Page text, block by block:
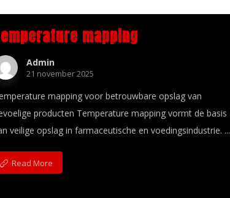
mapping
Admin
21 november 2025
mapping voor betrouwbare opslag van
producten Temperature mapping vormt de basis
veilige opslag in farmaceutische en voedingsindustrie. ...
Read More